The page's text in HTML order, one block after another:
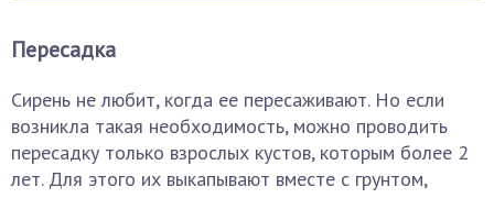
Пересадка
Сирень не любит, когда ее пересаживают. Но если
возникла такая необходимость, можно проводить
пересадку только взрослых кустов, которым более 2
лет. Для этого их выкапывают вместе с грунтом,